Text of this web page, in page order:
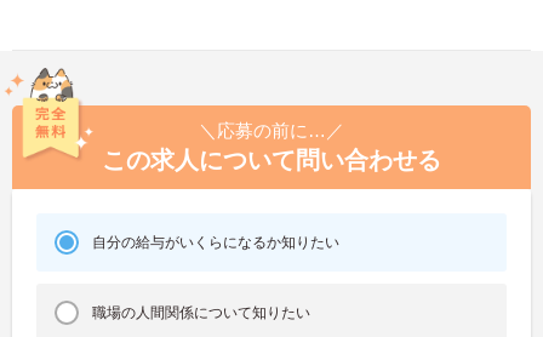
＼応募の前に…／
この求人について問い合わせる
自分の給与がいくらになるか知りたい
職場の人間関係について知りたい